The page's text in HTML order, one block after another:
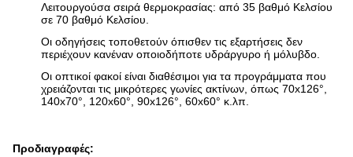
Λειτουργούσα σειρά θερμοκρασίας: από 35 βαθμό Κελσίου
σε 70 βαθμό Κελσίου.
Οι οδηγήσεις τοποθετούν όπισθεν τις εξαρτήσεις δεν
περιέχουν κανέναν οποιοδήποτε υδράργυρο ή μόλυβδο.
Οι οπτικοί φακοί είναι διαθέσιμοι για τα προγράμματα που
χρειάζονται τις μικρότερες γωνίες ακτίνων, όπως 70x126°,
140x70°, 120x60°, 90x126°, 60x60° κ.λπ.
Προδιαγραφές: